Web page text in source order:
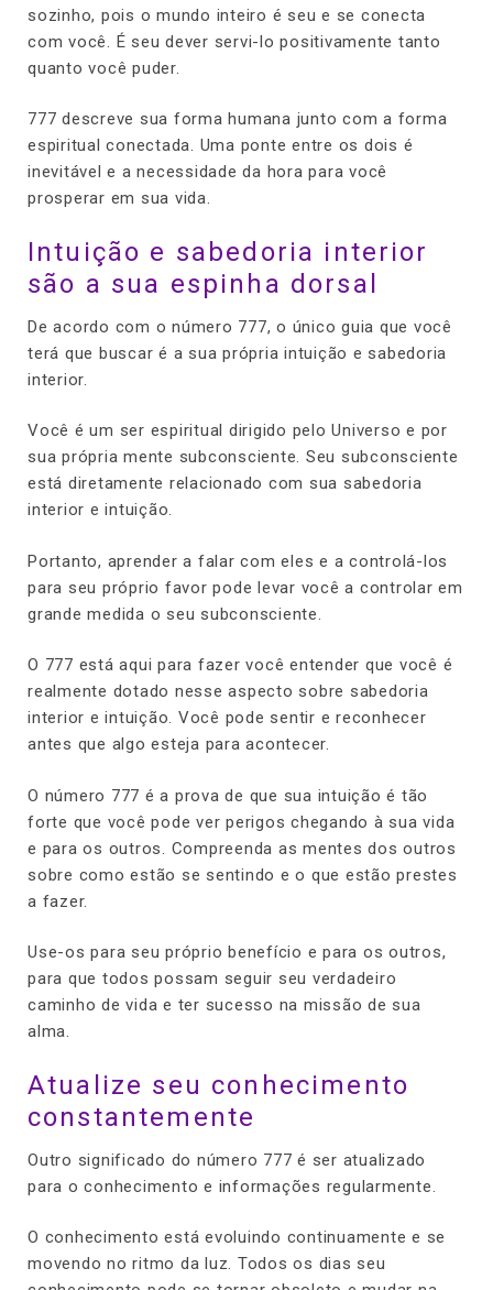
sozinho, pois o mundo inteiro é seu e se conecta
com você. É seu dever servi-lo positivamente tanto
quanto você puder.
777 descreve sua forma humana junto com a forma
espiritual conectada. Uma ponte entre os dois é
inevitável e a necessidade da hora para você
prosperar em sua vida.
Intuição e sabedoria interior
são a sua espinha dorsal
De acordo com o número 777, o único guia que você
terá que buscar é a sua própria intuição e sabedoria
interior.
Você é um ser espiritual dirigido pelo Universo e por
sua própria mente subconsciente. Seu subconsciente
está diretamente relacionado com sua sabedoria
interior e intuição.
Portanto, aprender a falar com eles e a controlá-los
para seu próprio favor pode levar você a controlar em
grande medida o seu subconsciente.
O 777 está aqui para fazer você entender que você é
realmente dotado nesse aspecto sobre sabedoria
interior e intuição. Você pode sentir e reconhecer
antes que algo esteja para acontecer.
O número 777 é a prova de que sua intuição é tão
forte que você pode ver perigos chegando à sua vida
e para os outros. Compreenda as mentes dos outros
sobre como estão se sentindo e o que estão prestes
a fazer.
Use-os para seu próprio benefício e para os outros,
para que todos possam seguir seu verdadeiro
caminho de vida e ter sucesso na missão de sua
alma.
Atualize seu conhecimento
constantemente
Outro significado do número 777 é ser atualizado
para o conhecimento e informações regularmente.
O conhecimento está evoluindo continuamente e se
movendo no ritmo da luz. Todos os dias seu